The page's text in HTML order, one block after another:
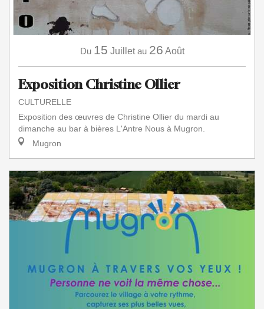
Du 15 Juillet au 26 Août
Exposition Christine Ollier
CULTURELLE
Exposition des œuvres de Christine Ollier du mardi au
dimanche au bar à bières L'Antre Nous à Mugron.
Mugron